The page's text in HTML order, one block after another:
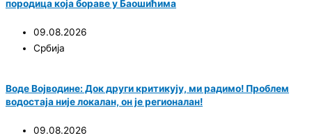
породица која бораве у Баошићима
09.08.2026
Србија
Воде Војводине: Док други критикују, ми радимо! Проблем
водостаја није локалан, он је регионалан!
09.08.2026